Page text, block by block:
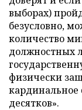
выборах)
безусловно,
количество
должностных
физически
кардинальное
десятков».